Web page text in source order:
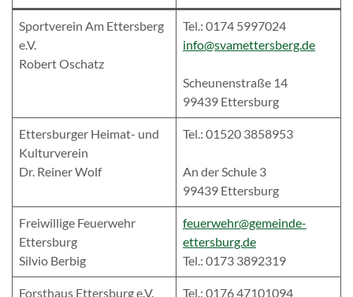
Sportverein Am Ettersberg
e.V.
Robert Oschatz
Tel.: 0174 5997024
info@svamettersberg.de
Scheunenstraße 14
99439 Ettersburg
Ettersburger Heimat- und
Kulturverein
Dr. Reiner Wolf
Tel.: 01520 3858953
An der Schule 3
99439 Ettersburg
Freiwillige Feuerwehr
Ettersburg
Silvio Berbig
feuerwehr@gemeinde-
ettersburg.de
Tel.: 0173 3892319
Forsthaus Ettersburg e.V.
Tel.: 0176 47101094